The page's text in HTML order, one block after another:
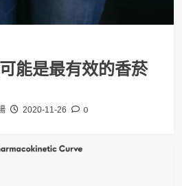
能是最有效的香菸
2020-11-26 0